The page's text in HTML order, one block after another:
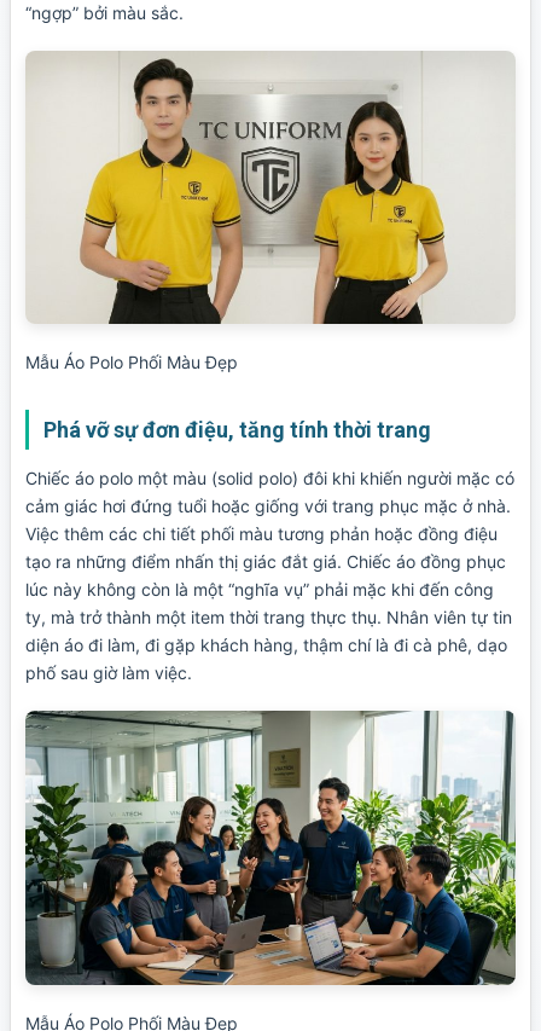
“ngợp” bởi màu sắc.
Mẫu Áo Polo Phối Màu Đẹp
Phá vỡ sự đơn điệu, tăng tính thời trang
Chiếc áo polo một màu (solid polo) đôi khi khiến người mặc có
cảm giác hơi đứng tuổi hoặc giống với trang phục mặc ở nhà.
Việc thêm các chi tiết phối màu tương phản hoặc đồng điệu
tạo ra những điểm nhấn thị giác đắt giá. Chiếc áo đồng phục
lúc này không còn là một “nghĩa vụ” phải mặc khi đến công
ty, mà trở thành một item thời trang thực thụ. Nhân viên tự tin
diện áo đi làm, đi gặp khách hàng, thậm chí là đi cà phê, dạo
phố sau giờ làm việc.
Mẫu Áo Polo Phối Màu Đẹp